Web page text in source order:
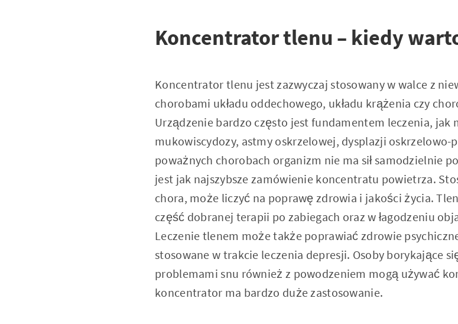
Koncentrator tlenu – kiedy
Koncentrator tlenu jest zazwyczaj stosowany w walce z
chorobami układu oddechowego, układu krążenia czy
Urządzenie bardzo często jest fundamentem leczenia, jak
mukowiscydozy, astmy oskrzelowej, dysplazji oskrzelowo-
poważnych chorobach organizm nie ma sił samodzielnie
jest jak najszybsze zamówienie koncentratu powietrza.
chora, może liczyć na poprawę zdrowia i jakości życia.
część dobranej terapii po zabiegach oraz w łagodzeniu
Leczenie tlenem może także poprawiać zdrowie
stosowane w trakcie leczenia depresji. Osoby borykające
problemami snu również z powodzeniem mogą używać
koncentrator ma bardzo duże zastosowanie.